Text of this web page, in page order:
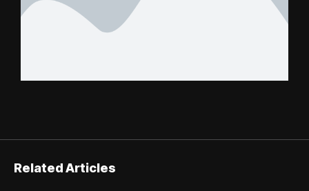
Related Articles